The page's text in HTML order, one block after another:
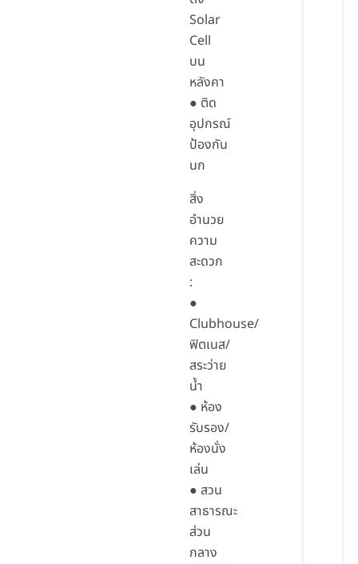
Solar
Cell
บน
หลังคา
● ติด
อุปกรณ์
ป้องกัน
นก
สิ่ง
อำนวย
ความ
สะดวก
:
●
Clubhouse/
ฟิตเนส/
สระว่าย
น้ำ
● ห้อง
รับรอง/
ห้องนั่ง
เล่น
● สวน
สาธารณะ
ส่วน
กลาง